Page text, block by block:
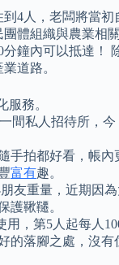
4人，老闆將當
體組織與農業
鐘內可以抵達
道路。
服務。
間私人招待所，
手拍都好看，帳
富有趣。
友重量，近期因
護鞦韆。
，第5人起每人
的落腳之處，沒